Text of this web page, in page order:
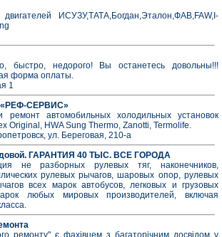
ИСУЗУ,ТАТА,Богдан,Эталон,ФАВ,FAW,I-
быстро, недорого! Вы останетесь довольны!!!
форма оплаты.
1
«РЕФ-СЕРВИС»
ремонт автомобильных холодильных установок
Original, HWA Sung Thermo, Zanotti, Termolife.
ул. Береговая, 210-а
ГАРАНТИЯ 40 ТЫС. ВСЕ ГОРОДА
не разборных рулевых тяг, наконечников,
рулевых рычагов, шаровых опор, рулевых
всех марок автобусов, легковых и грузовых
любых мировых производителей, включая
ремонту" є фахівцем з багаторічним досвідом у